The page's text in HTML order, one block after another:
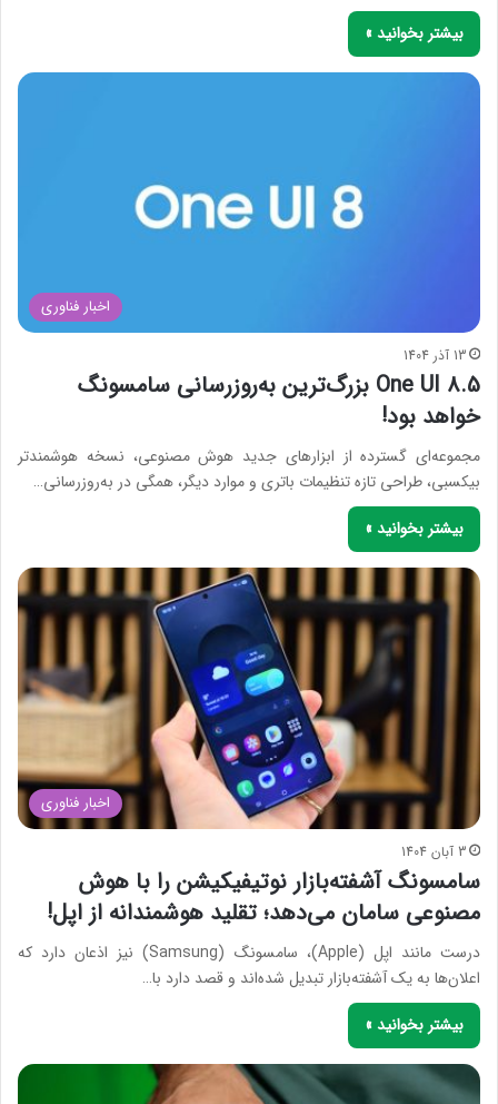
بیشتر بخوانید »
اخبار فناوری
13 آذر 1404
One UI 8.5 بزرگ‌ترین به‌روزرسانی سامسونگ
خواهد بود!
مجموعه‌ای گسترده از ابزارهای جدید هوش مصنوعی، نسخه هوشمندتر
بیکسبی، طراحی تازه تنظیمات باتری و موارد دیگر، همگی در به‌روزرسانی…
بیشتر بخوانید »
اخبار فناوری
3 آبان 1404
سامسونگ آشفته‌بازار نوتیفیکیشن را با هوش
مصنوعی سامان می‌دهد؛ تقلید هوشمندانه از اپل!
درست مانند اپل (Apple)، سامسونگ (Samsung) نیز اذعان دارد که
اعلان‌ها به یک آشفته‌بازار تبدیل شده‌اند و قصد دارد با…
بیشتر بخوانید »